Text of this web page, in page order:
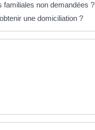
familiales non demandées ?
une domiciliation ?